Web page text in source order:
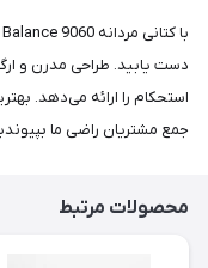
دست یابید. طراحی مدرن و
استحکام را ارائه می‌دهد.
جمع مشتریان راضی ما
محصولات مرتبط